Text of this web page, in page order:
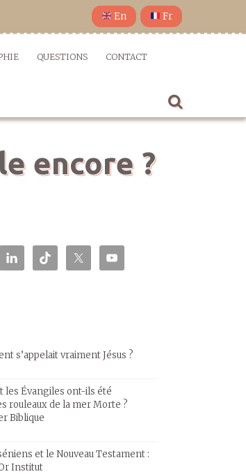
En Fr
QUESTIONS CONTACT
encore ?
s’appelait vraiment Jésus ?
les Évangiles ont-ils été
rouleaux de la mer Morte ?
Biblique
et le Nouveau Testament :
Institut